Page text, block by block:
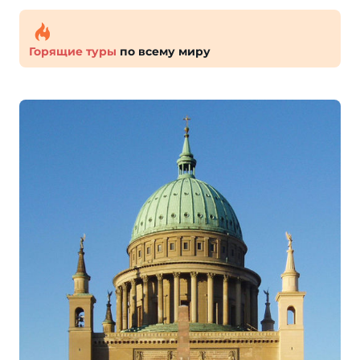
Горящие туры по всему миру